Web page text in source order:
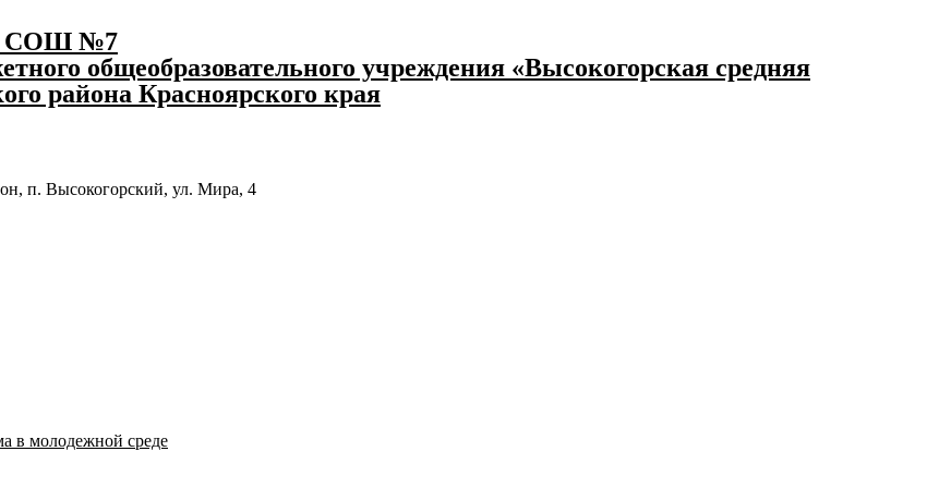
СОШ №7
общеобразовательного учреждения «Высокогорская средняя
района Красноярского края
п. Высокогорский, ул. Мира, 4
в молодежной среде